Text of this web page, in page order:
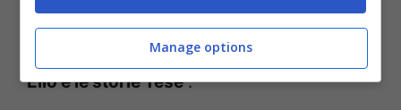
sopracciglia sono come quelle di
Elio e le storie Tese“.
Manage options